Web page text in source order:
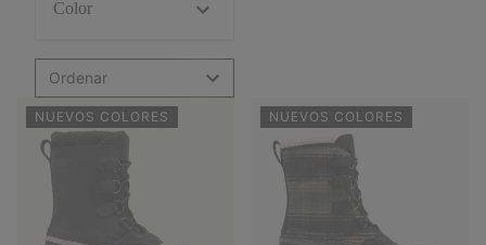
Color
Ordenar
NUEVOS COLORES NUEVOS COLORES